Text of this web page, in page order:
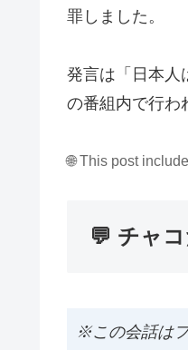
罪しました。
発言は「日本人
の番組内で行わ
🌐 This post
💬 チャ
※この会話は